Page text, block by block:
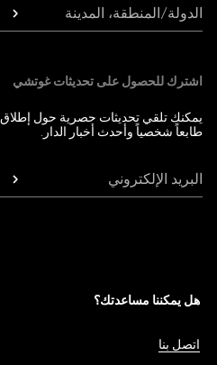
الدولة/المنطقة، المدينة
اشترك للحصول على تحديثات غوتشي
يمكنك تلقي تحديثات حصرية حول
طابعاً شخصياً وأحدث أخبار الدار.
البريد الإلكتروني
هل يمكننا مساعدتك؟
اتصل بنا